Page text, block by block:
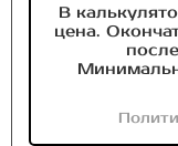
В
цена.